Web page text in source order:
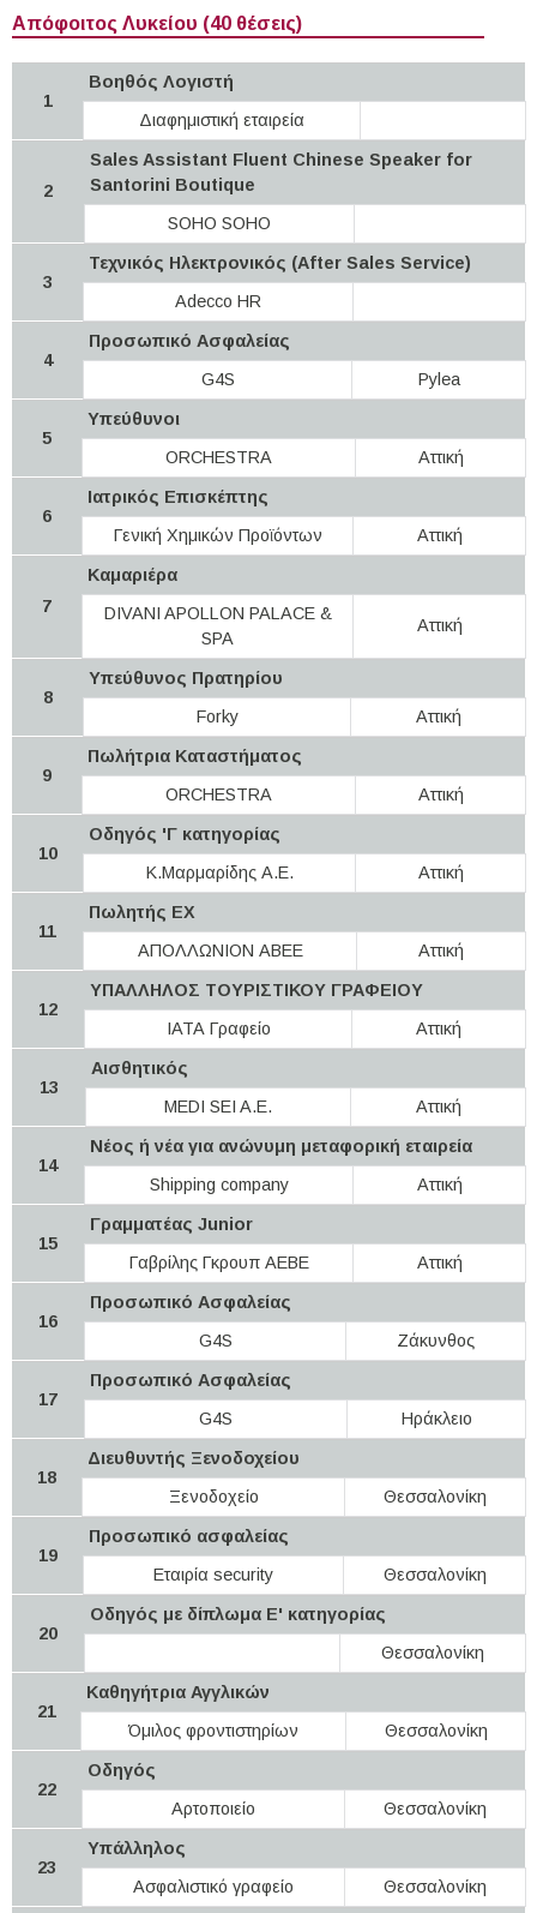
Απόφοιτος Λυκείου (40 θέσεις)
1
Βοηθός Λογιστή
Διαφημιστική εταιρεία
2
Sales Assistant Fluent Chinese Speaker for
Santorini Boutique
SOHO SOHO
3
Τεχνικός Ηλεκτρονικός (After Sales Service)
Adecco HR
4
Προσωπικό Ασφαλείας
G4S
Pylea
5
Υπεύθυνοι
ORCHESTRA
Αττική
6
Ιατρικός Επισκέπτης
Γενική Χημικών Προϊόντων
Αττική
7
Καμαριέρα
DIVANI APOLLON PALACE &
SPA
Αττική
8
Yπεύθυνος Πρατηρίου
Forky
Αττική
9
Πωλήτρια Καταστήματος
ORCHESTRA
Αττική
10
Οδηγός 'Γ κατηγορίας
Κ.Μαρμαρίδης Α.Ε.
Αττική
11
Πωλητής EX
ΑΠΟΛΛΩΝΙΟΝ ΑΒΕΕ
Αττική
12
ΥΠΑΛΛΗΛΟΣ ΤΟΥΡΙΣΤΙΚΟΥ ΓΡΑΦΕΙΟΥ
ΙΑΤΑ Γραφείο
Αττική
13
Αισθητικός
MEDI SEI A.E.
Αττική
14
Νέος ή νέα για ανώνυμη μεταφορική εταιρεία
Shipping company
Αττική
15
Γραμματέας Junior
Γαβρίλης Γκρουπ ΑΕΒΕ
Αττική
16
Προσωπικό Ασφαλείας
G4S
Ζάκυνθος
17
Προσωπικό Ασφαλείας
G4S
Ηράκλειο
18
Διευθυντής Ξενοδοχείου
Ξενοδοχείο
Θεσσαλονίκη
19
Προσωπικό ασφαλείας
Εταιρία security
Θεσσαλονίκη
20
Οδηγός με δίπλωμα Ε' κατηγορίας
Θεσσαλονίκη
21
Καθηγήτρια Αγγλικών
Όμιλος φροντιστηρίων
Θεσσαλονίκη
22
Οδηγός
Αρτοποιείο
Θεσσαλονίκη
23
Υπάλληλος
Ασφαλιστικό γραφείο
Θεσσαλονίκη